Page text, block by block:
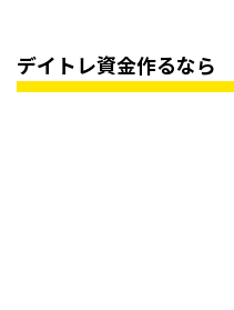
デイトレ資金作るなら